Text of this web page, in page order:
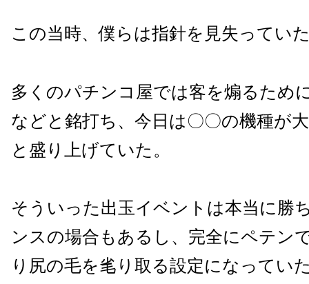
この当時、僕らは指針を見失ってい
多くのパチンコ屋では客を煽るため
などと銘打ち、今日は〇〇の機種が
と盛り上げていた。
そういった出玉イベントは本当に勝
ンスの場合もあるし、完全にペテン
り尻の毛を毟り取る設定になってい